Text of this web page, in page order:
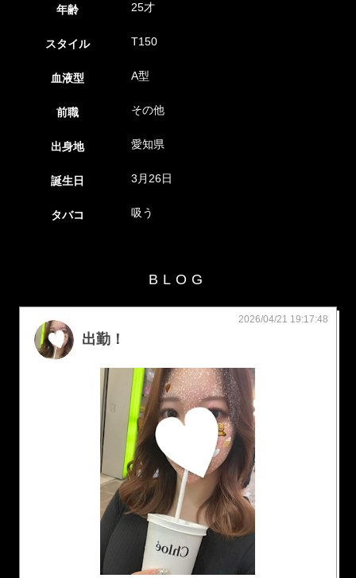
年齢 25才
スタイル T150
血液型 A型
前職 その他
出身地 愛知県
誕生日 3月26日
タバコ 吸う
BLOG
出勤！
2026/04/21 19:17:48